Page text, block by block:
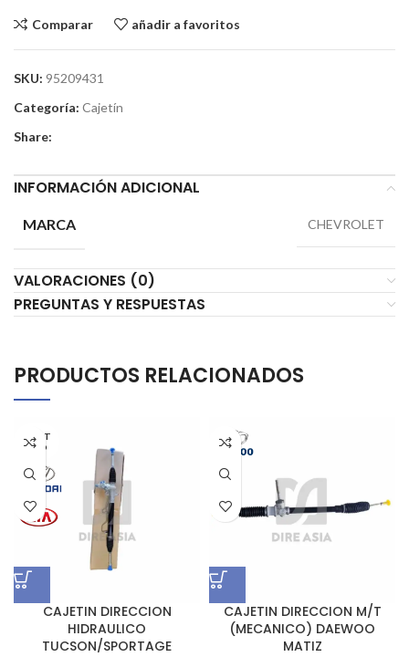
Comparar añadir a favoritos
SKU: 95209431
Categoría: Cajetín
Share:
INFORMACIÓN ADICIONAL
MARCA CHEVROLET
VALORACIONES (0)
PREGUNTAS Y RESPUESTAS
PRODUCTOS RELACIONADOS
AGOT
ADO
CAJETIN DIRECCION
HIDRAULICO
TUCSON/SPORTAGE
CAJETIN DIRECCION M/T
(MECANICO) DAEWOO
MATIZ